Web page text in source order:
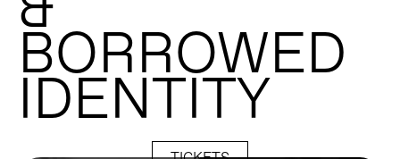
BORROWED
IDENTITY